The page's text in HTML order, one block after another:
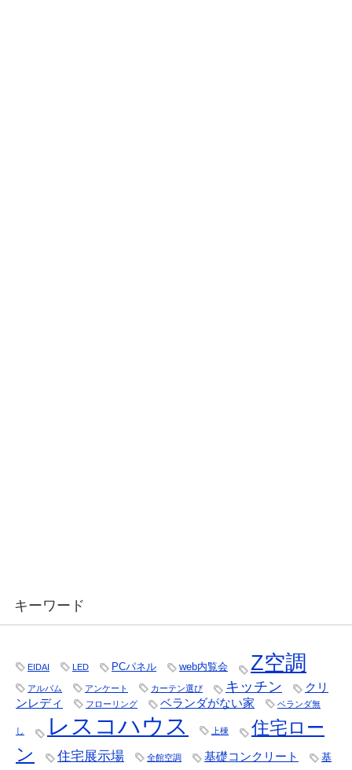
キーワード
EIDAI LED PCパネル web内覧会 Z空調
アルバム アンケート カーテン選び キッチン
クリ
ンレディ
フローリング ベランダがない家 ベランダ無
し レスコハウス 上棟
住宅ロー
ン
住宅展示場 全館空調 基礎コンクリート 基